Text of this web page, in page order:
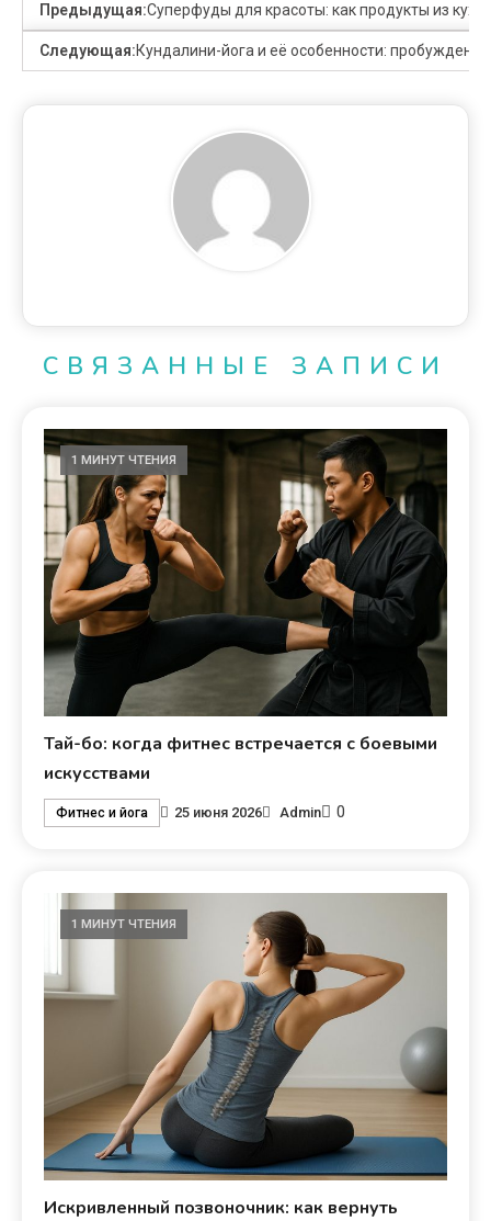
Предыдущая:Суперфуды для красоты: как продукты из
Следующая:Кундалини-йога и её особенности:
СВЯЗАННЫЕ ЗАПИСИ
1 МИНУТ ЧТЕНИЯ
Тай-бо: когда фитнес встречается с боевыми
искусствами
Фитнес и йога 25 июня 2026 Admin 0
1 МИНУТ ЧТЕНИЯ
Искривленный позвоночник: как вернуть